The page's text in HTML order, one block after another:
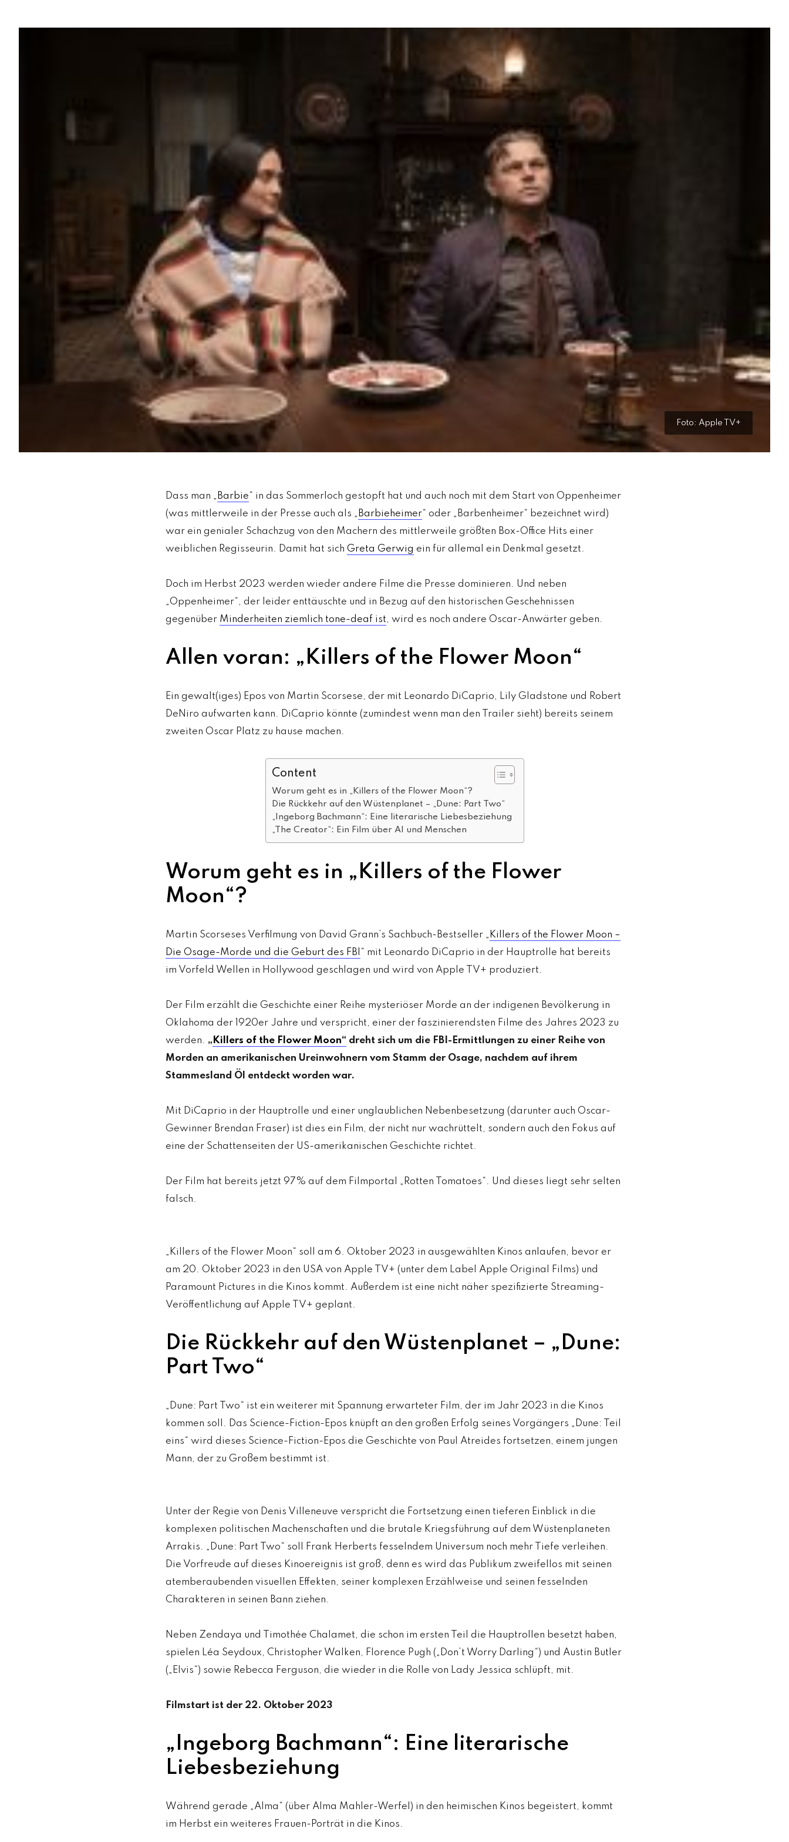
d
MODE, BEAUTY, TRAVEL, MENTAL HEALTH & LIFESTYLE
Foto: Apple TV+
Dass man „ Barbie“ in das Sommerloch gestopft hat und auch noch mit dem Start von Oppenheimer
(was mittlerweile in der Presse auch als „ Barbieheimer“ oder „Barbenheimer“ bezeichnet wird)
war ein genialer Schachzug von den Machern des mittlerweile größten Box-Office Hits einer
weiblichen Regisseurin. Damit hat sich Greta Gerwig ein für allemal ein Denkmal gesetzt.
Doch im Herbst 2023 werden wieder andere Filme die Presse dominieren. Und neben
„Oppenheimer“, der leider enttäuschte und in Bezug auf den historischen Geschehnissen
gegenüber Minderheiten ziemlich tone-deaf ist, wird es noch andere Oscar-Anwärter geben.
Allen voran: „Killers of the Flower Moon“
Ein gewalt(iges) Epos von Martin Scorsese, der mit Leonardo DiCaprio, Lily Gladstone und Robert
DeNiro aufwarten kann. DiCaprio könnte (zumindest wenn man den Trailer sieht) bereits seinem
zweiten Oscar Platz zu hause machen.
Content
Worum geht es in „Killers of the Flower Moon“?
Die Rückkehr auf den Wüstenplanet – „Dune: Part Two“
„Ingeborg Bachmann“: Eine literarische Liebesbeziehung
„The Creator“: Ein Film über AI und Menschen
Worum geht es in „Killers of the Flower
Moon“?
Martin Scorseses Verfilmung von David Grann’s Sachbuch-Bestseller „ Killers of the Flower Moon –
Die Osage-Morde und die Geburt des FBI “ mit Leonardo DiCaprio in der Hauptrolle hat bereits
im Vorfeld Wellen in Hollywood geschlagen und wird von Apple TV+ produziert.
Der Film erzählt die Geschichte einer Reihe mysteriöser Morde an der indigenen Bevölkerung in
Oklahoma der 1920er Jahre und verspricht, einer der faszinierendsten Filme des Jahres 2023 zu
werden. „ Killers of the Flower Moon“ dreht sich um die FBI-Ermittlungen zu einer Reihe von
Morden an amerikanischen Ureinwohnern vom Stamm der Osage, nachdem auf ihrem
Stammesland Öl entdeckt worden war.
Mit DiCaprio in der Hauptrolle und einer unglaublichen Nebenbesetzung (darunter auch Oscar-
Gewinner Brendan Fraser) ist dies ein Film, der nicht nur wachrüttelt, sondern auch den Fokus auf
eine der Schattenseiten der US-amerikanischen Geschichte richtet.
Der Film hat bereits jetzt 97% auf dem Filmportal „Rotten Tomatoes“. Und dieses liegt sehr selten
falsch.
„Killers of the Flower Moon“ soll am 6. Oktober 2023 in ausgewählten Kinos anlaufen, bevor er
am 20. Oktober 2023 in den USA von Apple TV+ (unter dem Label Apple Original Films) und
Paramount Pictures in die Kinos kommt. Außerdem ist eine nicht näher spezifizierte Streaming-
Veröffentlichung auf Apple TV+ geplant.
Die Rückkehr auf den Wüstenplanet – „Dune:
Part Two“
„Dune: Part Two“ ist ein weiterer mit Spannung erwarteter Film, der im Jahr 2023 in die Kinos
kommen soll. Das Science-Fiction-Epos knüpft an den großen Erfolg seines Vorgängers „Dune: Teil
eins“ wird dieses Science-Fiction-Epos die Geschichte von Paul Atreides fortsetzen, einem jungen
Mann, der zu Großem bestimmt ist.
Unter der Regie von Denis Villeneuve verspricht die Fortsetzung einen tieferen Einblick in die
komplexen politischen Machenschaften und die brutale Kriegsführung auf dem Wüstenplaneten
Arrakis. „Dune: Part Two“ soll Frank Herberts fesselndem Universum noch mehr Tiefe verleihen.
Die Vorfreude auf dieses Kinoereignis ist groß, denn es wird das Publikum zweifellos mit seinen
atemberaubenden visuellen Effekten, seiner komplexen Erzählweise und seinen fesselnden
Charakteren in seinen Bann ziehen.
Neben Zendaya und Timothée Chalamet, die schon im ersten Teil die Hauptrollen besetzt haben,
spielen Léa Seydoux, Christopher Walken, Florence Pugh („Don’t Worry Darling“) und Austin Butler
(„Elvis“) sowie Rebecca Ferguson, die wieder in die Rolle von Lady Jessica schlüpft, mit.
Filmstart ist der 22. Oktober 2023
„Ingeborg Bachmann“: Eine literarische
Liebesbeziehung
Während gerade „Alma“ (über Alma Mahler-Werfel) in den heimischen Kinos begeistert, kommt
im Herbst ein weiteres Frauen-Porträt in die Kinos.